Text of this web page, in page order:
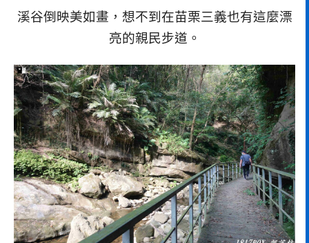
溪谷倒映美如畫，想不到在苗栗三義也有這麼漂
亮的親民步道。